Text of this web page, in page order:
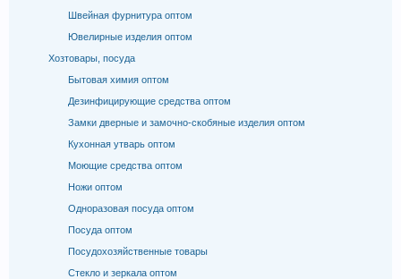
Швейная фурнитура оптом
Ювелирные изделия оптом
Хозтовары, посуда
Бытовая химия оптом
Дезинфицирующие средства оптом
Замки дверные и замочно-скобяные изделия оптом
Кухонная утварь оптом
Моющие средства оптом
Ножи оптом
Одноразовая посуда оптом
Посуда оптом
Посудохозяйственные товары
Стекло и зеркала оптом